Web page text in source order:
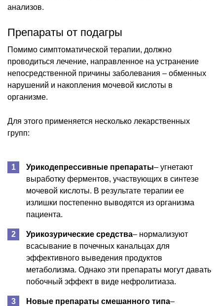
анализов.
Препараты от подагры
Помимо симптоматической терапии, должно
проводиться лечение, направленное на устранение
непосредственной причины заболевания – обменных
нарушений и накопления мочевой кислоты в
организме.
Для этого применяется несколько лекарственных
групп:
Урикодепрессивные препараты– угнетают
выработку ферментов, участвующих в синтезе
мочевой кислоты. В результате терапии ее
излишки постепенно выводятся из организма
пациента.
Урикозурические средства– нормализуют
всасывание в почечных канальцах для
эффективного выведения продуктов
метаболизма. Однако эти препараты могут давать
побочный эффект в виде нефролитиаза.
Новые препараты смешанного типа–